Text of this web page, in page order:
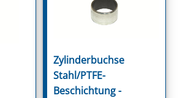
Zylinderbuchse
Stahl/PTFE-
Beschichtung -